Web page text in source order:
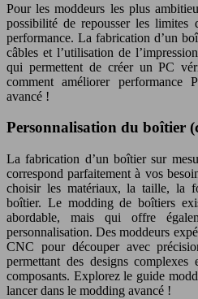
Pour les moddeurs les plus
possibilité de repousser les limites
performance. La fabrication d’un
câbles et l’utilisation de
qui permettent de créer un PC
comment améliorer
avancé !
Personnalisation du boîtier
La fabrication d’un boîtier sur
correspond parfaitement à vos
choisir les matériaux, la taille, la
boîtier. Le modding de boîtiers
abordable, mais qui offre
personnalisation. Des moddeurs
CNC pour découper avec
permettant des designs
composants. Explorez le guide
lancer dans le modding avancé !